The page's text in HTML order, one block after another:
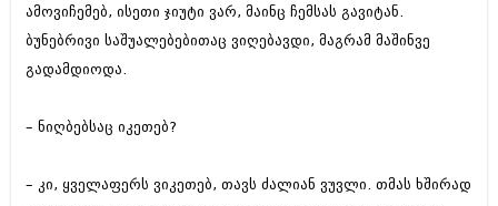
ოქტომბერი 2017 (231)
სექტემბერი 2017 (261)
აგვისტო 2017 (212)
ივლისი 2017 (233)
მაისი 2017 (216)
თებერვალი 2017 (205)
ამოვიჩემებ, ისეთი ჯიუტი ვარ, მაინც ჩემსას გავიტან.
ბუნებრივი საშუალებებითაც ვიღებავდი, მაგრამ მაშინვე
გადამდიოდა.
– ნიღბებსაც იკეთებ?
– კი, ყველაფერს ვიკეთებ, თავს ძალიან ვუვლი. თმას ხშირად